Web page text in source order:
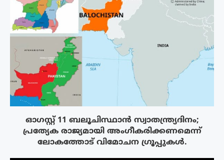
ഓഗസ്റ്റ് 11 ബലൂചിസ്ഥാൻ സ്വാതന്ത്ര്യദിനം;
പ്രത്യേക രാജ്യമായി അംഗീകരിക്കണമെന്ന്
ലോകത്തോട് വിമോചന ഗ്രൂപ്പുകൾ.